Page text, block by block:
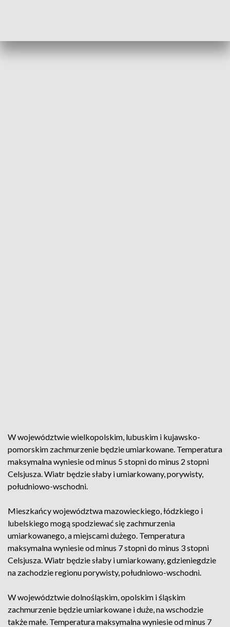
W województwie wielkopolskim, lubuskim i kujawsko-
pomorskim zachmurzenie będzie umiarkowane. Temperatura
maksymalna wyniesie od minus 5 stopni do minus 2 stopni
Celsjusza. Wiatr będzie słaby i umiarkowany, porywisty,
południowo-wschodni.
Mieszkańcy województwa mazowieckiego, łódzkiego i
lubelskiego mogą spodziewać się zachmurzenia
umiarkowanego, a miejscami dużego. Temperatura
maksymalna wyniesie od minus 7 stopni do minus 3 stopni
Celsjusza. Wiatr będzie słaby i umiarkowany, gdzieniegdzie
na zachodzie regionu porywisty, południowo-wschodni.
W województwie dolnośląskim, opolskim i śląskim
zachmurzenie będzie umiarkowane i duże, na wschodzie
także małe. Temperatura maksymalna wyniesie od minus 7